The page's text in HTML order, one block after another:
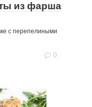
из фарша
с перепелиными
0